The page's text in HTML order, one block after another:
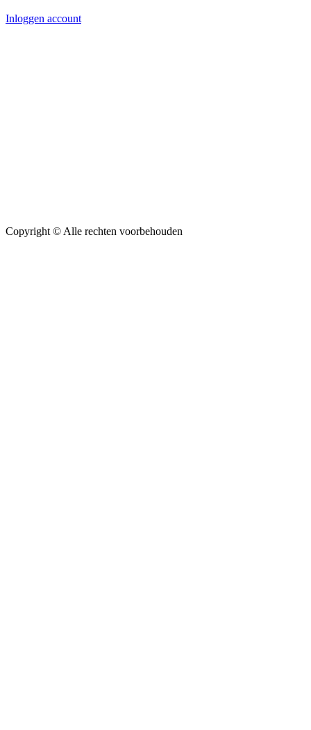
Inloggen account
Copyright © Alle rechten voorbehouden